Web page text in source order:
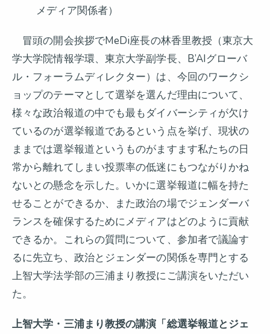
メディア関係者）
冒頭の開会挨拶でMeDi座長の林香里教授（東京大
学大学院情報学環、東京大学副学長、B’AIグローバ
ル・フォーラムディレクター）は、今回のワークシ
ョップのテーマとして選挙を選んだ理由について、
様々な政治報道の中でも最もダイバーシティが欠け
ているのが選挙報道であるという点を挙げ、現状の
ままでは選挙報道というものがますます私たちの日
常から離れてしまい投票率の低迷にもつながりかね
ないとの懸念を示した。いかに選挙報道に幅を持た
せることができるか、また政治の場でジェンダーバ
ランスを確保するためにメディアはどのように貢献
できるか。これらの質問について、参加者で議論す
るに先立ち、政治とジェンダーの関係を専門とする
上智大学法学部の三浦まり教授にご講演をいただい
た。
上智大学・三浦まり教授の講演「総選挙報道とジェ